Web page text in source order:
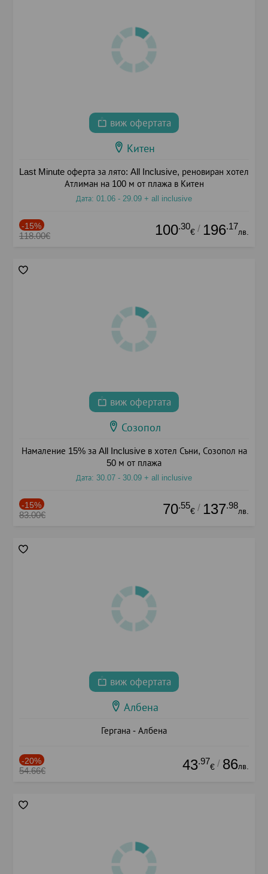
виж офертата
Китен
Last Minute оферта за лято: All Inclusive, реновиран хотел
Атлиман на 100 м от плажа в Китен
Дата: 01.06 - 29.09 + all inclusive
-15%
118.00€ 100.30
€ / 196.17
лв.
виж офертата
Созопол
Намаление 15% за All Inclusive в хотел Съни, Созопол на
50 м от плажа
Дата: 30.07 - 30.09 + all inclusive
-15%
83.00€ 70.55
€ / 137.98
лв.
виж офертата
Албена
Гергана - Албена
-20%
54.66€ 43.97
€ / 86лв.